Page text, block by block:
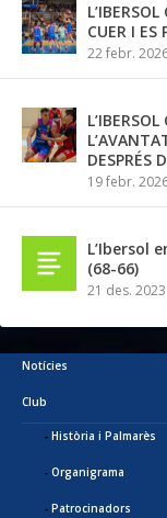
CUER I ES
22 febr.
DESPRÉS
19 febr.
L’Ibersol
(68-66)
21 des. 2023
Notícies
Club
Història i Palmarès
Organigrama
Patrocinadors